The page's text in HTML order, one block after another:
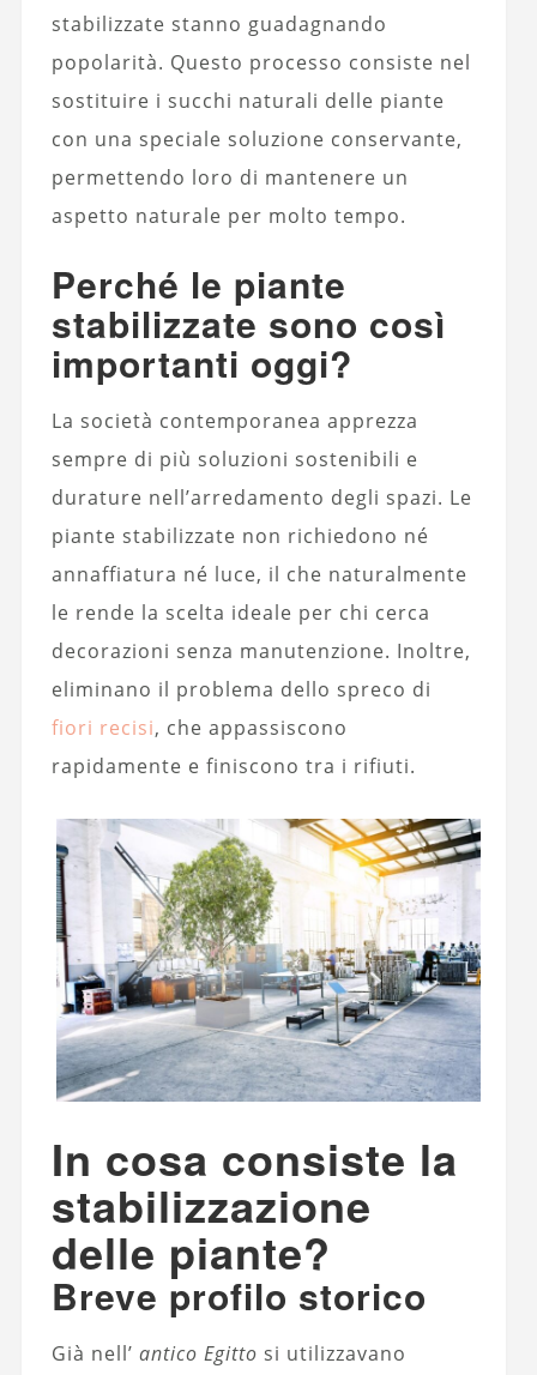
stabilizzate stanno guadagnando
popolarità. Questo processo consiste nel
sostituire i succhi naturali delle piante
con una speciale soluzione conservante,
permettendo loro di mantenere un
aspetto naturale per molto tempo.
Perché le piante
stabilizzate sono così
importanti oggi?
La società contemporanea apprezza
sempre di più soluzioni sostenibili e
durature nell’arredamento degli spazi. Le
piante stabilizzate non richiedono né
annaffiatura né luce, il che naturalmente
le rende la scelta ideale per chi cerca
decorazioni senza manutenzione. Inoltre,
eliminano il problema dello spreco di
fiori recisi, che appassiscono
rapidamente e finiscono tra i rifiuti.
In cosa consiste la
stabilizzazione
delle piante?
Breve profilo storico
Già nell’ antico Egitto si utilizzavano